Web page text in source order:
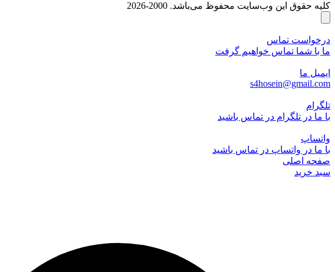
کلیه حقوق این وب‌سایت محفوظ می‌باشد. 2000-2026
درخواست تماس
ما با شما تماس خواهیم گرفت
ایمیل ما
s4hosein@gmail.com
تلگرام
با ما در تلگرام در تماس باشید
واتساپ
با ما در واتساپ در تماس باشید
صفحه اصلی
سبد خرید